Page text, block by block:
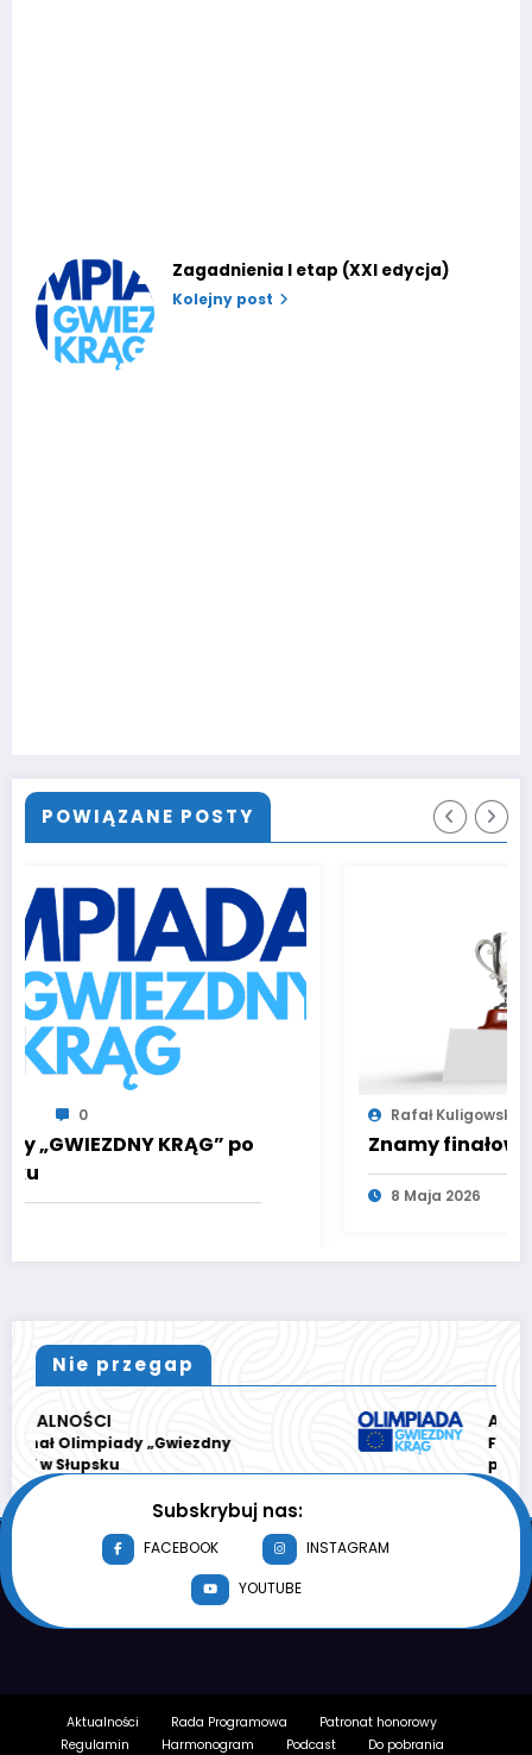
Zagadnienia I etap (XXI edycja)
Kolejny post
POWIĄZANE POSTY
po Znamy finałową 10!
Nie przegap
AKTUALNOŚCI
Finał Olimpiady
po raz 21. w Słupsku
Subskrybuj nas:
FACEBOOK
INSTAGRAM
YOUTUBE
Aktualności Rada Programowa
Patronat honorowy
Regulamin
Harmonogram Podcast
Do pobrania